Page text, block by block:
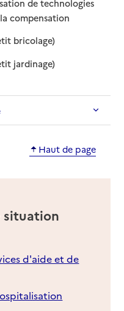
de technologies
compensation: disponible
: non disponible
bricolage): disponible
: non disponible
jardinage): disponible
: non disponible
Haut de page
situation
d'aide et de